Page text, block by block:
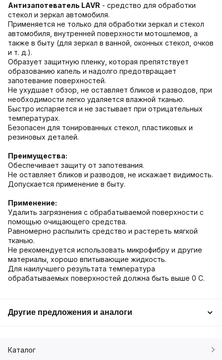
Антизапотеватель LAVR - средство для обработки
стекол и зеркал автомобиля.
Применяется не только для обработки зеркал и стекол
автомобиля, внутренней поверхности мотошлемов, а
также в быту (для зеркал в ванной, оконных стекол, очков
и т. д.).
Образует защитную пленку, которая препятствует
образованию капель и надолго предотвращает
запотевание поверхностей.
Не ухудшает обзор, не оставляет бликов и разводов, при
необходимости легко удаляется влажной тканью.
Быстро испаряется и не застывает при отрицательных
температурах.
Безопасен для тонированных стекол, пластиковых и
резиновых деталей.
Преимущества:
Обеспечивает защиту от запотевания.
Не оставляет бликов и разводов, не искажает видимость.
Допускается применение в быту.
Применение:
Удалить загрязнения с обрабатываемой поверхности с
помощью очищающего средства.
Равномерно распылить средство и растереть мягкой
тканью.
Не рекомендуется использовать микрофибру и другие
материалы, хорошо впитывающие жидкость.
Для наилучшего результата температура
обрабатываемых поверхностей должна быть выше 0 С.
Другие предложения и аналоги
Каталог